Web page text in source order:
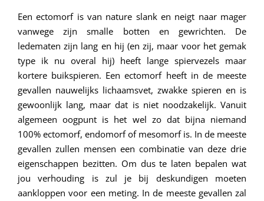
Een ectomorf is van nature slank en neigt naar mager
vanwege zijn smalle botten en gewrichten. De
ledematen zijn lang en hij (en zij, maar voor het gemak
type ik nu overal hij) heeft lange spiervezels maar
kortere buikspieren. Een ectomorf heeft in de meeste
gevallen nauwelijks lichaamsvet, zwakke spieren en is
gewoonlijk lang, maar dat is niet noodzakelijk. Vanuit
algemeen oogpunt is het wel zo dat bijna niemand
100% ectomorf, endomorf of mesomorf is. In de meeste
gevallen zullen mensen een combinatie van deze drie
eigenschappen bezitten. Om dus te laten bepalen wat
jou verhouding is zul je bij deskundigen moeten
aankloppen voor een meting. In de meeste gevallen zal